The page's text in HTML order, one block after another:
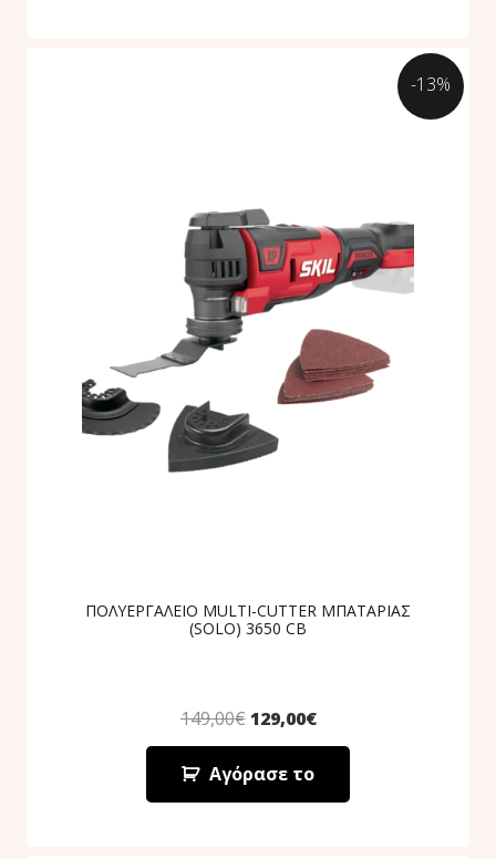
ΠΟΛΥΕΡΓΑΛΕΙΟ MULTI-CUTTER ΜΠΑΤΑΡΙΑΣ
(SOLO) 3650 CB
149,00€ 129,00€
Αγόρασε το
-13%